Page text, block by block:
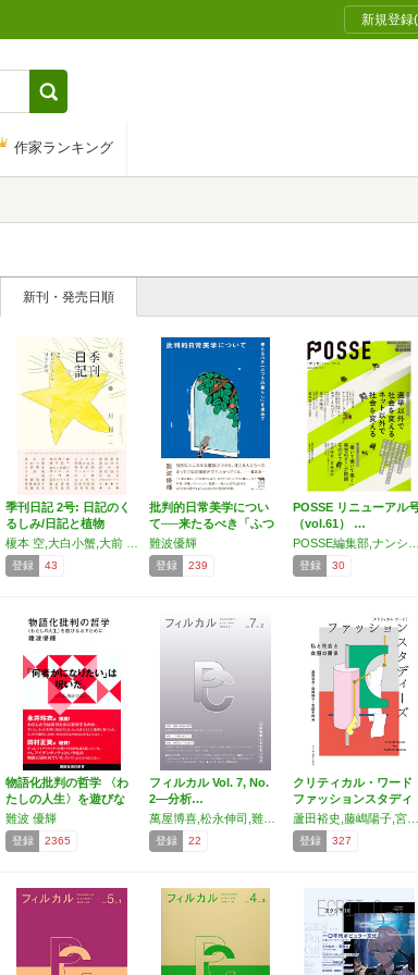
新規登録
作家ランキング
新刊・発売日順
季刊日記 2号: 日記のく
るしみ/日記と植物
登録 43
批判的日常美学につい
て──来たるべき「ふつ
う…
難波優輝
登録 239
POSSE リニューアル
（vol.61） …
登録 30
物語化批判の哲学 〈わ
たしの人生〉を遊びな
お…
難波 優輝
登録 2365
フィルカル Vol. 7, No.
2―分析…
登録 22
クリティカル・ワード
ファッションスタディ
ー…
登録 327